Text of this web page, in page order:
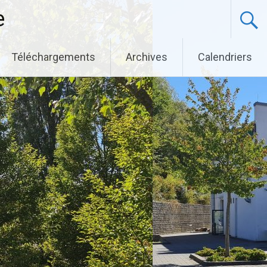
Téléchargements Archives Calendriers